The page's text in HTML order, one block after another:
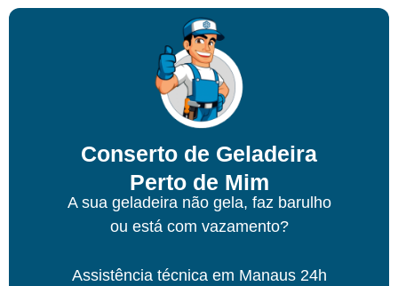
Conserto de Geladeira
Perto de Mim
A sua geladeira não gela, faz barulho
ou está com vazamento?
Assistência técnica em Manaus24h